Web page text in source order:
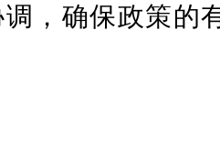
，确保政策的